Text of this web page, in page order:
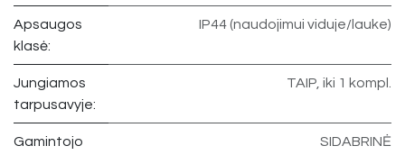
Apsaugos
klasė:
IP44 (naudojimui viduje/lauke)
Jungiamos
tarpusavyje:
TAIP, iki 1 kompl.
Gamintojo
SIDABRINĖ